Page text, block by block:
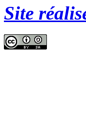
Site